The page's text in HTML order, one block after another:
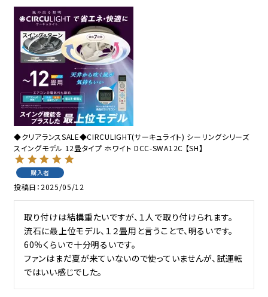
◆クリアランスSALE◆CIRCULIGHT(サーキュライト) シーリングシリーズ
スイングモデル 12畳タイプ ホワイト DCC-SWA12C 【SH】
購入者
投稿日 2025/05/12
取り付けは結構重たいですが、１人で取り付けられます。
流石に最上位モデル、１２畳用と言うことで、明るいです。
60％くらいで十分明るいです。
ファンはまだ夏が来ていないので使っていませんが、試運転
ではいい感じでした。